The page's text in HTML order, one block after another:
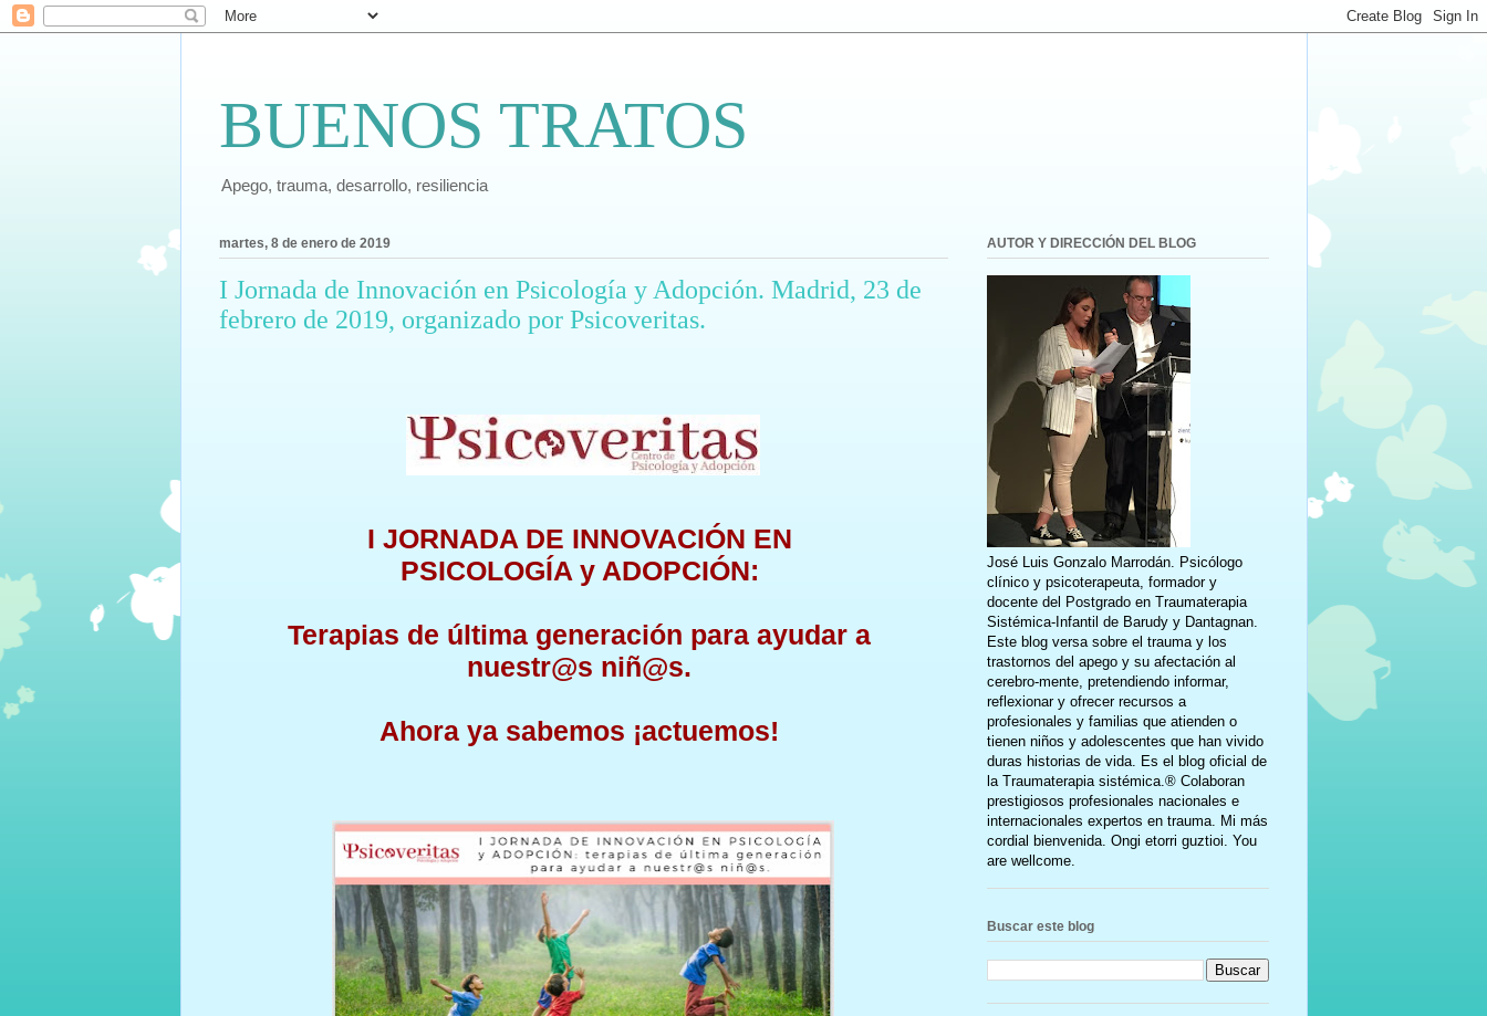
BUENOS TRATOS
Apego, trauma, desarrollo, resiliencia
martes, 8 de enero de 2019
I Jornada de Innovación en Psicología y Adopción. Madrid, 23 de
febrero de 2019, organizado por Psicoveritas.
I JORNADA DE INNOVACIÓN EN
PSICOLOGÍA y ADOPCIÓN:
Terapias de última generación para ayudar a
nuestr@s niñ@s.
Ahora ya sabemos ¡actuemos!
AUTOR Y DIRECCIÓN DEL BLOG
José Luis Gonzalo Marrodán. Psicólogo
clínico y psicoterapeuta, formador y
docente del Postgrado en Traumaterapia
Sistémica-Infantil de Barudy y Dantagnan.
Este blog versa sobre el trauma y los
trastornos del apego y su afectación al
cerebro-mente, pretendiendo informar,
reflexionar y ofrecer recursos a
profesionales y familias que atienden o
tienen niños y adolescentes que han vivido
duras historias de vida. Es el blog oficial de
la Traumaterapia sistémica.® Colaboran
prestigiosos profesionales nacionales e
internacionales expertos en trauma. Mi más
cordial bienvenida. Ongi etorri guztioi. You
are wellcome.
Buscar este blog